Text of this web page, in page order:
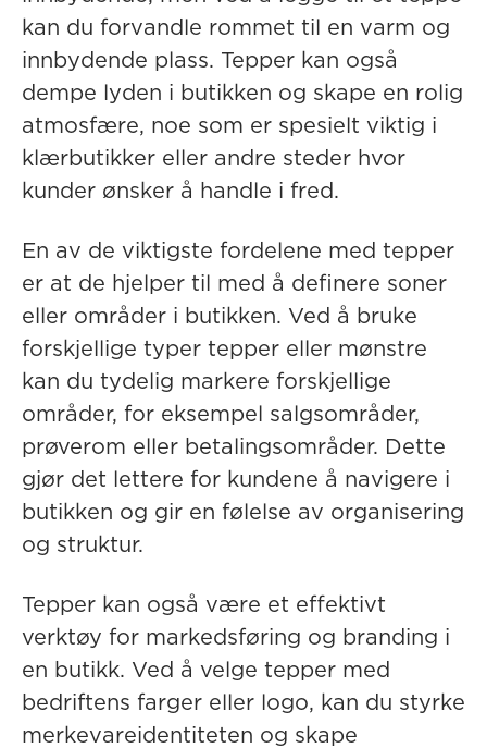
kan du forvandle rommet til en varm og
innbydende plass. Tepper kan også
dempe lyden i butikken og skape en rolig
atmosfære, noe som er spesielt viktig i
klærbutikker eller andre steder hvor
kunder ønsker å handle i fred.
En av de viktigste fordelene med tepper
er at de hjelper til med å definere soner
eller områder i butikken. Ved å bruke
forskjellige typer tepper eller mønstre
kan du tydelig markere forskjellige
områder, for eksempel salgsområder,
prøverom eller betalingsområder. Dette
gjør det lettere for kundene å navigere i
butikken og gir en følelse av organisering
og struktur.
Tepper kan også være et effektivt
verktøy for markedsføring og branding i
en butikk. Ved å velge tepper med
bedriftens farger eller logo, kan du styrke
merkevareidentiteten og skape